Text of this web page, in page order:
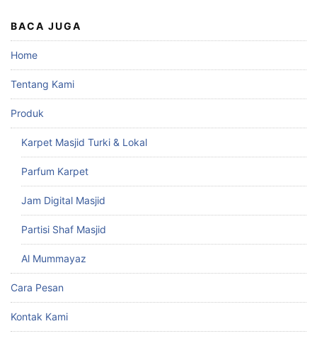
BACA JUGA
Home
Tentang Kami
Produk
Karpet Masjid Turki & Lokal
Parfum Karpet
Jam Digital Masjid
Partisi Shaf Masjid
Al Mummayaz
Cara Pesan
Kontak Kami